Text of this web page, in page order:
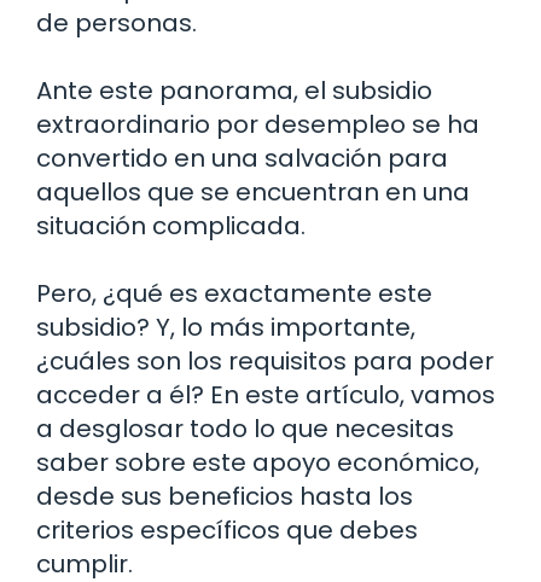
de personas.
Ante este panorama, el subsidio
extraordinario por desempleo se ha
convertido en una salvación para
aquellos que se encuentran en una
situación complicada.
Pero, ¿qué es exactamente este
subsidio? Y, lo más importante,
¿cuáles son los requisitos para poder
acceder a él? En este artículo, vamos
a desglosar todo lo que necesitas
saber sobre este apoyo económico,
desde sus beneficios hasta los
criterios específicos que debes
cumplir.